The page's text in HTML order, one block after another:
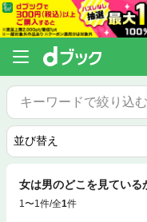
女は男のどこを見ている
1〜1件/全1件